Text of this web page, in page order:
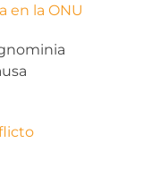
en la ONU